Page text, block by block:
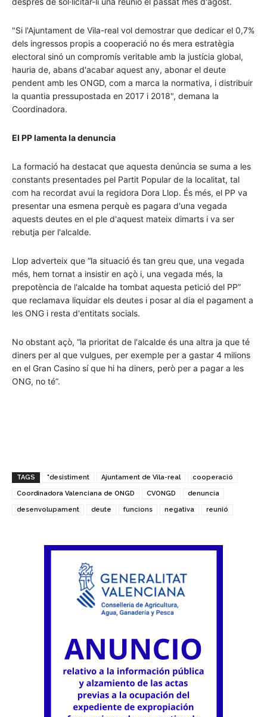
"Si l'Ajuntament de Vila-real vol demostrar que dedicar el 0,7%
dels ingressos propis a cooperació no és mera estratègia
electoral sinó un compromís veritable amb la justícia global,
hauria de, abans d'acabar aquest any, abonar el deute
pendent amb les ONGD, com a marca la normativa, i distribuir
la quantia pressupostada en 2017 i 2018", demana la
Coordinadora.
El PP lamenta la denuncia
La formació ha destacat que aquesta denúncia se suma a les
constants presentades pel Partit Popular de la localitat, tal
com ha recordat avui la regidora Dora Llop. És més, el PP va
presentar una esmena perquè es pagara d'una vegada
aquests deutes en el ple d'aquest mateix dimarts i va ser
rebutja per l'alcalde.
Llop adverteix que “la situació és tan greu que, una vegada
més, hem tornat a insistir en açò i, una vegada més, la
prepotència de l'alcalde ha tombat aquesta petició del PP”
que reclamava liquidar els deutes i posar al dia el pagament a
les ONG i resta d'entitats socials.
No obstant açò, “la prioritat de l'alcalde és una altra ja que té
diners per al que vulgues, per exemple per a gastar 4 milions
en el Gran Casino sí que hi ha diners, però per a pagar a les
ONG, no té”.
TAGS "desistiment Ajuntament de Vila-real cooperació
Coordinadora Valenciana de ONGD CVONGD denuncia
desenvolupament deute funcions negativa reunió